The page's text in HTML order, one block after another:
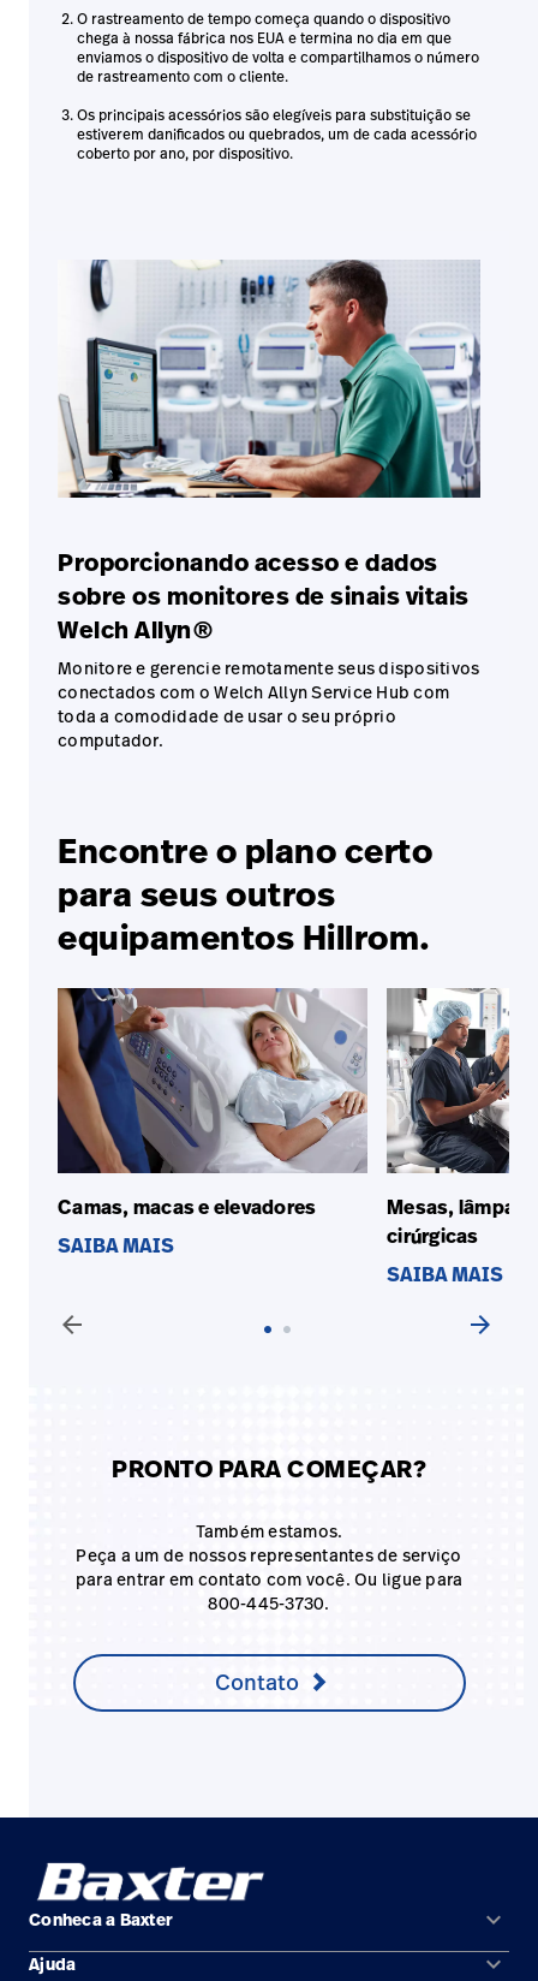
O rastreamento de tempo começa quando o dispositivo
chega à nossa fábrica nos EUA e termina no dia em que
enviamos o dispositivo de volta e compartilhamos o número
de rastreamento com o cliente.
Os principais acessórios são elegíveis para substituição se
estiverem danificados ou quebrados, um de cada acessório
coberto por ano, por dispositivo.
Proporcionando acesso e dados
sobre os monitores de sinais vitais
Welch Allyn®
Monitore e gerencie remotamente seus dispositivos
conectados com o Welch Allyn Service Hub com
toda a comodidade de usar o seu próprio
computador.
Encontre o plano certo
para seus outros
equipamentos Hillrom.
arrow_back
Camas, macas e elevadores
SAIBA MAIS
Mesas,
cirúrgicas
SAIBA MAIS
arrow_forward
PRONTO PARA COMEÇAR?
Também estamos.
Peça a um de nossos representantes de serviço
para entrar em contato com você. Ou ligue para
800-445-3730.
Contato
Conheca a Baxter keyboard_arrow_down
Áreas de solução
Ajuda keyboard_arrow_down